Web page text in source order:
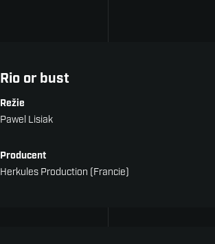
Rio or bust
Režie
Pawel Lisiak
Producent
Herkules Production (Francie)